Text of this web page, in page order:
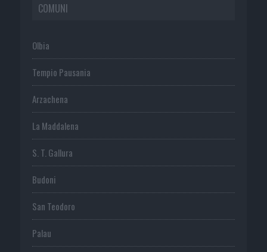
COMUNI
Olbia
Tempio Pausania
Arzachena
La Maddalena
S. T. Gallura
Budoni
San Teodoro
Palau